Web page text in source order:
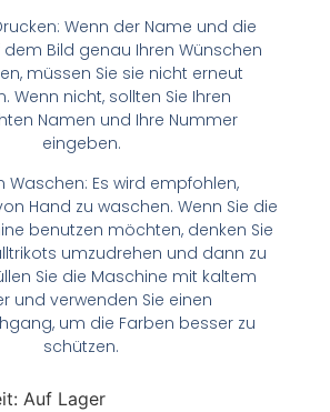
Wenn der Name und die
Bild genau Ihren Wünschen
müssen Sie sie nicht erneut
Wenn nicht, sollten Sie Ihren
Namen und Ihre Nummer
eingeben.
Waschen: Es wird empfohlen,
Hand zu waschen. Wenn Sie die
benutzen möchten, denken Sie
umzudrehen und dann zu
Sie die Maschine mit kaltem
und verwenden Sie einen
um die Farben besser zu
schützen.
Auf Lager